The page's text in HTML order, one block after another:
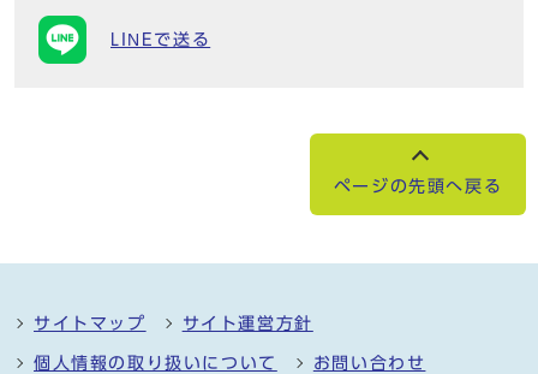
LINEで送る
ページの先頭へ戻る
サイトマップ サイト運営方針
個人情報の取り扱いについて お問い合わせ